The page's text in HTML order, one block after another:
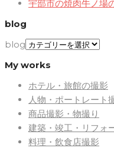
宇部市の焼肉牛ノ場
blog
blog
My works
ホテル・旅館の撮影
人物・ポートレート
商品撮影・物撮り
建築・竣工・リフォ
料理・飲食店撮影